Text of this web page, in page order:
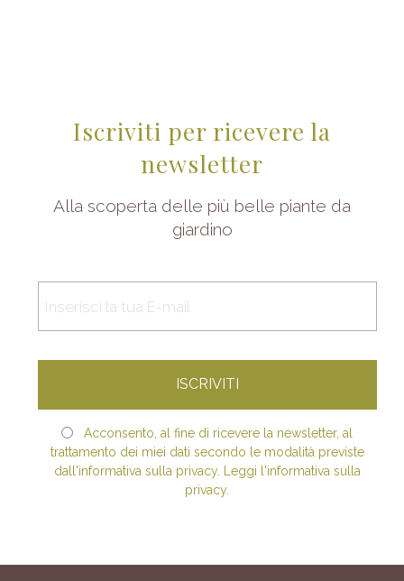
Iscriviti per ricevere la
newsletter
Alla scoperta delle più belle piante da
giardino
Acconsento, al fine di ricevere la newsletter, al
trattamento dei miei dati secondo le modalità previste
dall'informativa sulla privacy. Leggi l'informativa sulla
privacy.